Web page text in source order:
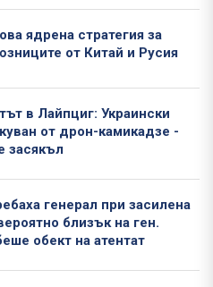
ядрена стратегия за
от Китай и Русия
в Лайпциг: Украински
от дрон-камикадзе -
засякъл
генерал при засилена
близък на ген.
обект на атентат